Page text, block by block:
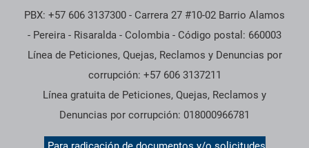
PBX: +57 606 3137300 - Carrera 27 #10-02 Barrio Alamos
- Pereira - Risaralda - Colombia - Código postal: 660003
Línea de Peticiones, Quejas, Reclamos y Denuncias por
corrupción: +57 606 3137211
Línea gratuita de Peticiones, Quejas, Reclamos y
Denuncias por corrupción: 018000966781